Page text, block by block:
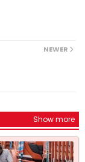
NEWER
Show more